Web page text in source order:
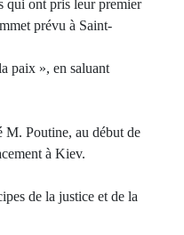
qui ont pris leur premier
prévu à Saint-
paix », en saluant
M. Poutine, au début de
à Kiev.
de la justice et de la